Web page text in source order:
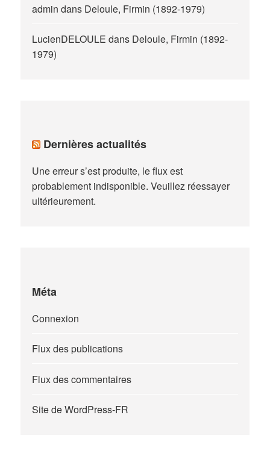
admin dans Deloule, Firmin (1892-1979)
LucienDELOULE dans Deloule, Firmin (1892-
1979)
Dernières actualités
Une erreur s’est produite, le flux est
probablement indisponible. Veuillez réessayer
ultérieurement.
Méta
Connexion
Flux des publications
Flux des commentaires
Site de WordPress-FR